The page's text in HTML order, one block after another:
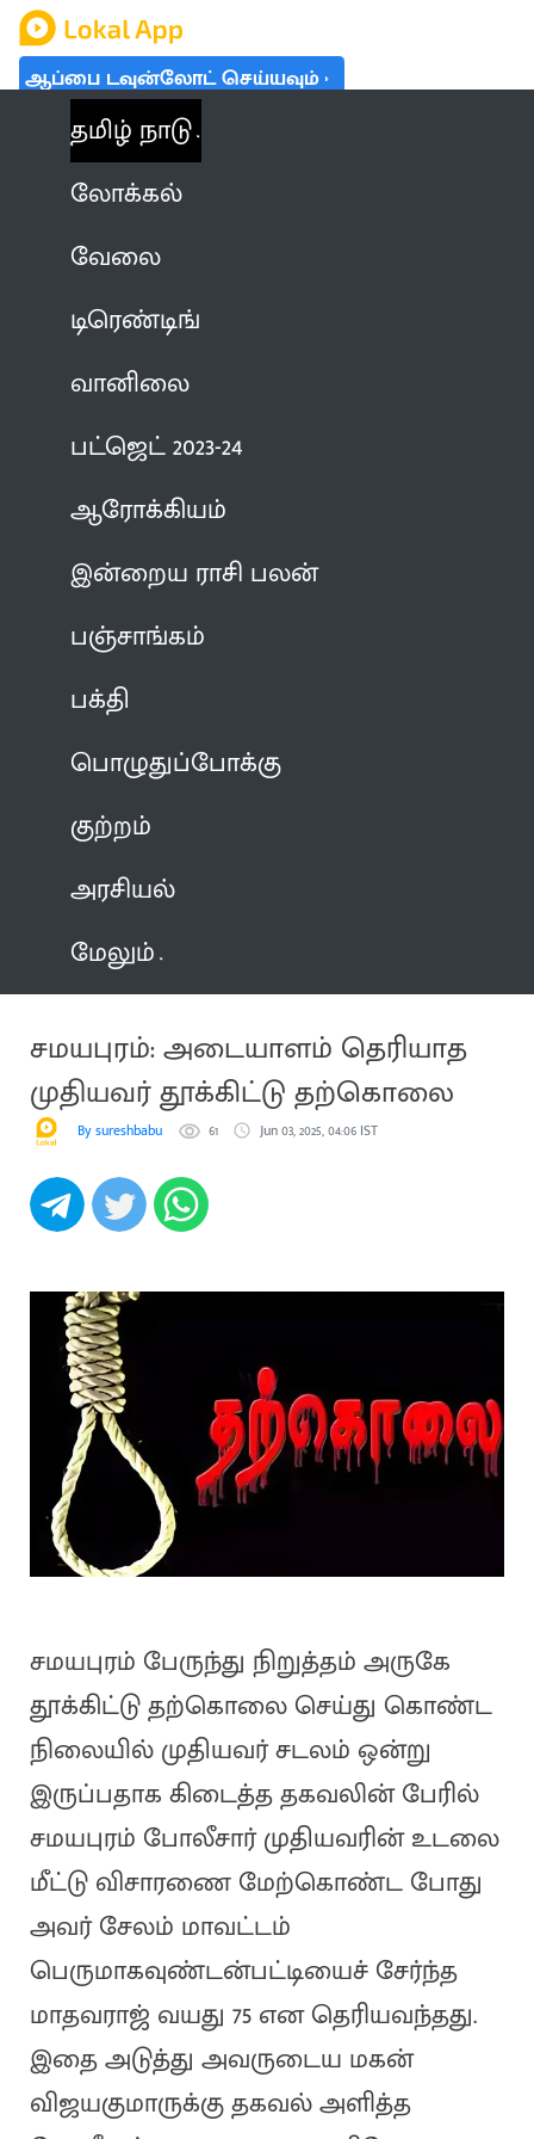
ஆப்பை டவுன்லோட் செய்யவும்
தமிழ் நாடு
லோக்கல்
வேலை
டிரெண்டிங்
வானிலை
பட்ஜெட் 2023-24
ஆரோக்கியம்
இன்றைய ராசி பலன்
பஞ்சாங்கம்
பக்தி
பொழுதுப்போக்கு
குற்றம்
அரசியல்
மேலும்
சமயபுரம்: அடையாளம் தெரியாத
முதியவர் தூக்கிட்டு தற்கொலை
By sureshbabu 61 Jun 03, 2025, 04:06 IST
சமயபுரம் பேருந்து நிறுத்தம் அருகே
தூக்கிட்டு தற்கொலை செய்து கொண்ட
நிலையில் முதியவர் சடலம் ஒன்று
இருப்பதாக கிடைத்த தகவலின் பேரில்
சமயபுரம் போலீசார் முதியவரின் உடலை
மீட்டு விசாரணை மேற்கொண்ட போது
அவர் சேலம் மாவட்டம்
பெருமாகவுண்டன்பட்டியைச் சேர்ந்த
மாதவராஜ் வயது 75 என தெரியவந்தது.
இதை அடுத்து அவருடைய மகன்
விஜயகுமாருக்கு தகவல் அளித்த